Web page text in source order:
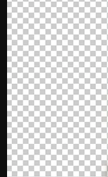
Den
ditt bästa
byråer